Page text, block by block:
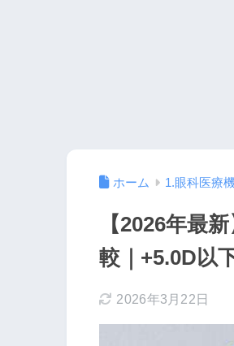
ホーム 1.眼科医療
【2026年最
較｜+5.0D以
2026年3月22日